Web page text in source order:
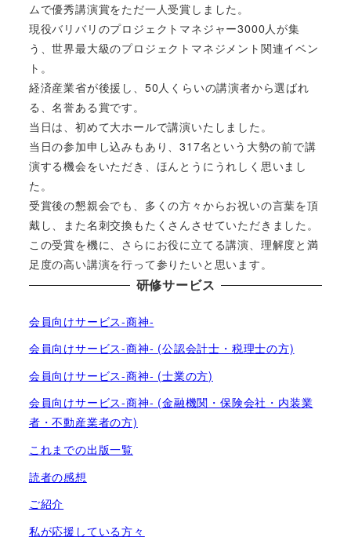
ムで優秀講演賞をただ一人受賞しました。
現役バリバリのプロジェクトマネジャー3000人が集
う、世界最大級のプロジェクトマネジメント関連イベン
ト。
経済産業省が後援し、50人くらいの講演者から選ばれ
る、名誉ある賞です。
当日は、初めて大ホールで講演いたしました。
当日の参加申し込みもあり、317名という大勢の前で講
演する機会をいただき、ほんとうにうれしく思いまし
た。
受賞後の懇親会でも、多くの方々からお祝いの言葉を頂
戴し、また名刺交換もたくさんさせていただきました。
この受賞を機に、さらにお役に立てる講演、理解度と満
足度の高い講演を行って参りたいと思います。
研修サービス
会員向けサービス-商神-
会員向けサービス-商神- (公認会計士・税理士の方)
会員向けサービス-商神- (士業の方)
会員向けサービス-商神- (金融機関・保険会社・内装業
者・不動産業者の方)
これまでの出版一覧
読者の感想
ご紹介
私が応援している方々